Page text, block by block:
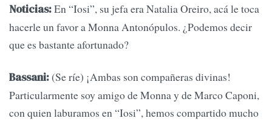
Noticias:En “Iosi”, su jefa era Natalia Oreiro, acá le toca
hacerle un favor a Monna Antonópulos. ¿Podemos decir
que es bastante afortunado?
Bassani:(Se ríe) ¡Ambas son compañeras divinas!
Particularmente soy amigo de Monna y de Marco Caponi,
con quien laburamos en “Iosi”, hemos compartido mucho